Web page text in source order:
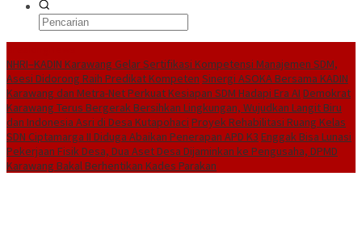
NHRI–KADIN Karawang Gelar Sertifikasi Kompetensi Manajemen SDM,
Asesi Didorong Raih Predikat Kompeten Sinergi ASOKA Bersama KADIN
Karawang dan Metra-Net Perkuat Kesiapan SDM Hadapi Era AI Demokrat
Karawang Terus Bergerak Bersihkan Lingkungan, Wujudkan Langit Biru
dan Indonesia Asri di Desa Kutapohaci Proyek Rehabilitasi Ruang Kelas
SDN Ciptamarga II Diduga Abaikan Penerapan APD K3 Enggak Bisa Lunasi
Pekerjaan Fisik Desa, Dua Aset Desa Dijaminkan ke Pengusaha, DPMD
Karawang Bakal Berhentikan Kades Parakan